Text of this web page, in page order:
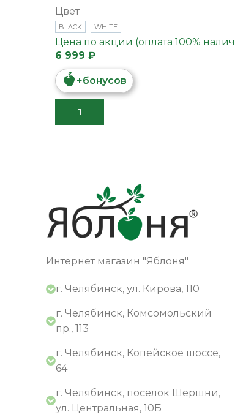
Цвет
BLACK WHITE
Цена по акции (оплата 100%
6 999 ₽
+бонусов
В КОРЗИНУ
Интернет магазин "Яблоня"
г. Челябинск, ул. Кирова, 110
г. Челябинск, Комсомольский
пр., 113
г. Челябинск, Копейское шоссе,
64
г. Челябинск, посёлок Шершни,
ул. Центральная, 10Б